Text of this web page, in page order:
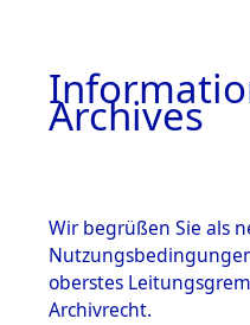
Archives
Wir begrüßen Sie als
oberstes
Archivrecht.